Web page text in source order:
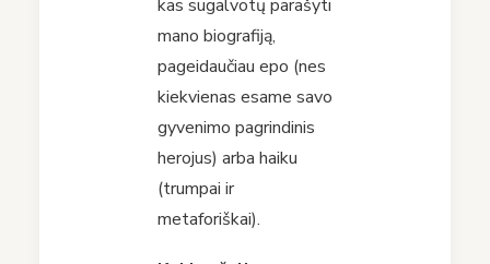
kas sugalvotų parašyti
mano biografiją,
pageidaučiau epo (nes
kiekvienas esame savo
gyvenimo pagrindinis
herojus) arba haiku
(trumpai ir
metaforiškai).